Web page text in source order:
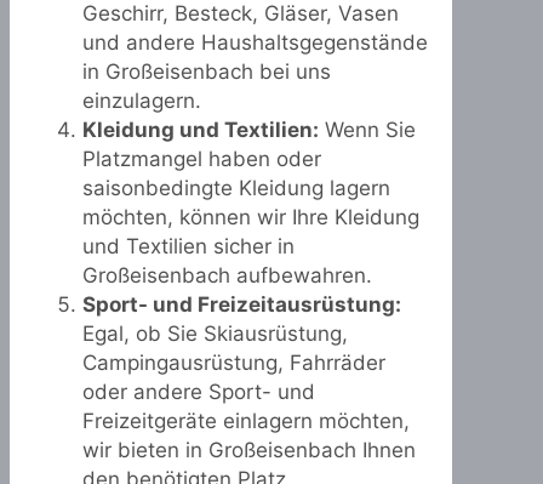
Geschirr, Besteck, Gläser, Vasen
und andere Haushaltsgegenstände
in Großeisenbach bei uns
einzulagern.
Kleidung und Textilien: Wenn Sie
Platzmangel haben oder
saisonbedingte Kleidung lagern
möchten, können wir Ihre Kleidung
und Textilien sicher in
Großeisenbach aufbewahren.
Sport- und Freizeitausrüstung:
Egal, ob Sie Skiausrüstung,
Campingausrüstung, Fahrräder
oder andere Sport- und
Freizeitgeräte einlagern möchten,
wir bieten in Großeisenbach Ihnen
den benötigten Platz.